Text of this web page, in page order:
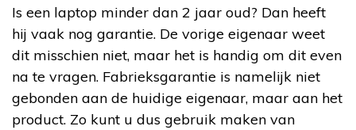
Is een laptop minder dan 2 jaar oud? Dan heeft
hij vaak nog garantie. De vorige eigenaar weet
dit misschien niet, maar het is handig om dit even
na te vragen. Fabrieksgarantie is namelijk niet
gebonden aan de huidige eigenaar, maar aan het
product. Zo kunt u dus gebruik maken van